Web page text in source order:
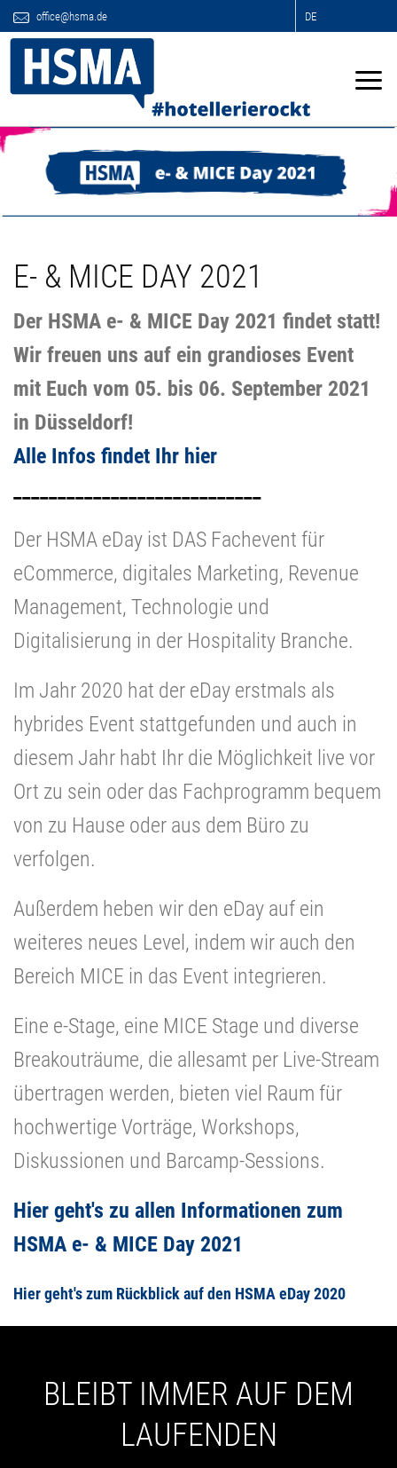
office@hsma.de DE
E- & MICE DAY 2021
Der HSMA e- & MICE Day 2021 findet statt!
Wir freuen uns auf ein grandioses Event
mit Euch vom 05. bis 06. September 2021
in Düsseldorf!
Alle Infos findet Ihr hier
Der HSMA eDay ist DAS Fachevent für
eCommerce, digitales Marketing, Revenue
Management, Technologie und
Digitalisierung in der Hospitality Branche.
Im Jahr 2020 hat der eDay erstmals als
hybrides Event stattgefunden und auch in
diesem Jahr habt Ihr die Möglichkeit live vor
Ort zu sein oder das Fachprogramm bequem
von zu Hause oder aus dem Büro zu
verfolgen.
Außerdem heben wir den eDay auf ein
weiteres neues Level, indem wir auch den
Bereich MICE in das Event integrieren.
Eine e-Stage, eine MICE Stage und diverse
Breakouträume, die allesamt per Live-Stream
übertragen werden, bieten viel Raum für
hochwertige Vorträge, Workshops,
Diskussionen und Barcamp-Sessions.
Hier geht's zu allen Informationen zum
HSMA e- & MICE Day 2021
Hier geht's zum Rückblick auf den HSMA eDay 2020
BLEIBT IMMER AUF DEM
LAUFENDEN